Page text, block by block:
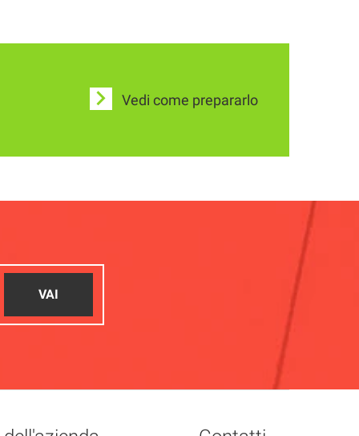
Vedi come prepararlo
VAI